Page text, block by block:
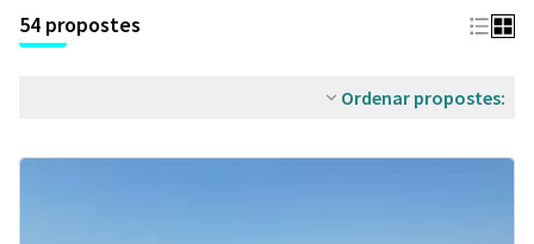
54 propostes
Ordenar propostes: